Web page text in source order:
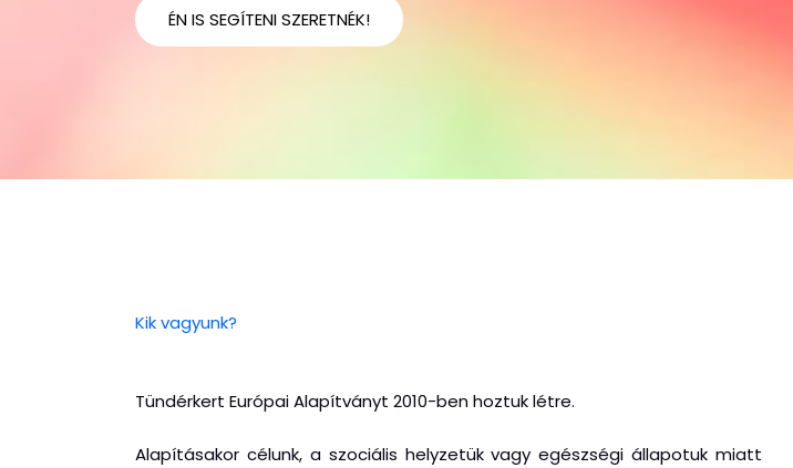
ÉN IS SEGÍTENI SZERETNÉK!
Kik vagyunk?
Tündérkert Európai Alapítványt 2010-ben hoztuk létre.
Alapításakor célunk, a szociális helyzetük vagy egészségi állapotuk miatt